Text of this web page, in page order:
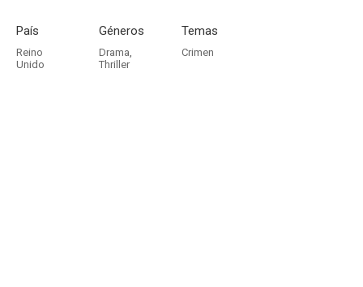
País
Reino
Unido
Géneros
Drama,
Thriller
Temas
Crimen